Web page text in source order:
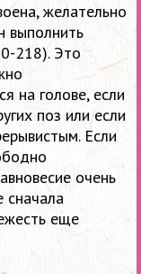
желательно
выполнить
218).Это
на голове, если
поз или если
Если
очень
сначала
еще